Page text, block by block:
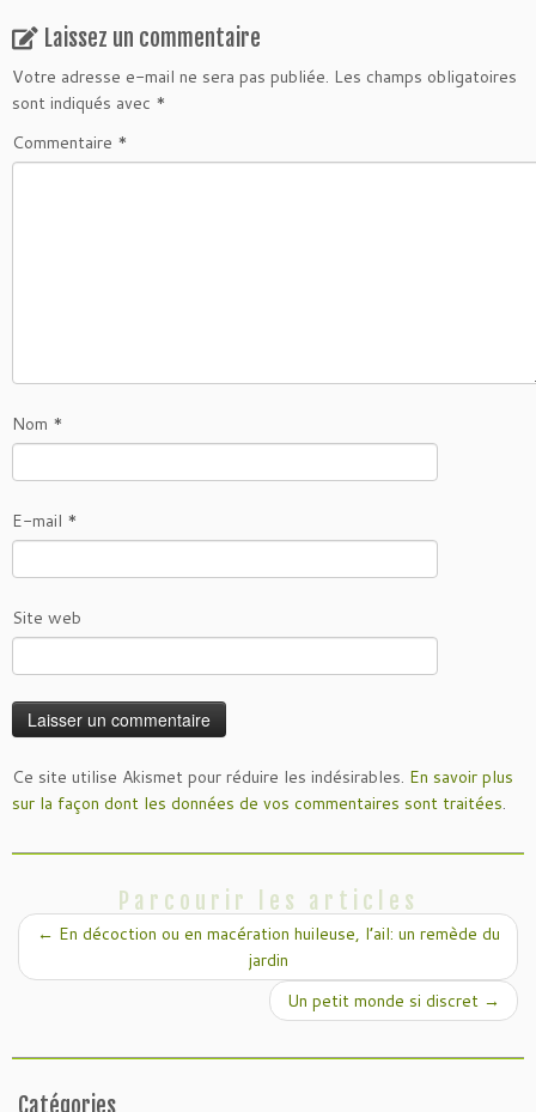
Laissez un commentaire
Votre adresse e-mail ne sera pas publiée. Les champs obligatoires
sont indiqués avec *
Commentaire *
Nom *
E-mail *
Site web
Ce site utilise Akismet pour réduire les indésirables. En savoir plus
sur la façon dont les données de vos commentaires sont traitées.
Parcourir les articles
← En décoction ou en macération huileuse, l’ail: un remède du
jardin
Un petit monde si discret →
Catégories